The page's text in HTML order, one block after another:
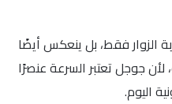
الزوار فقط، بل ينعكس أيضًا
جوجل تعتبر السرعة عنصرًا
اليوم.